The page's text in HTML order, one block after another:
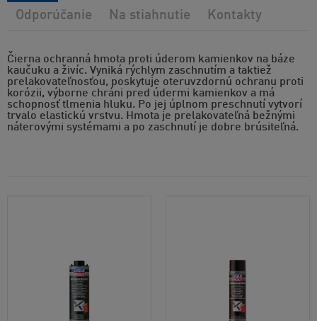
Čierna ochranná hmota proti úderom kamienkov na báze
kaučuku a živíc. Vyniká rýchlym zaschnutím a taktiež
prelakovateľnosťou, poskytuje oteruvzdornú ochranu proti
korózii, výborne chráni pred údermi kamienkov a má
schopnosť tlmenia hluku. Po jej úplnom preschnutí vytvorí
trvalo elastickú vrstvu. Hmota je prelakovateľná bežnými
náterovými systémami a po zaschnutí je dobre brúsiteľná.
Odporúčanie Na stiahnutie Kontakty